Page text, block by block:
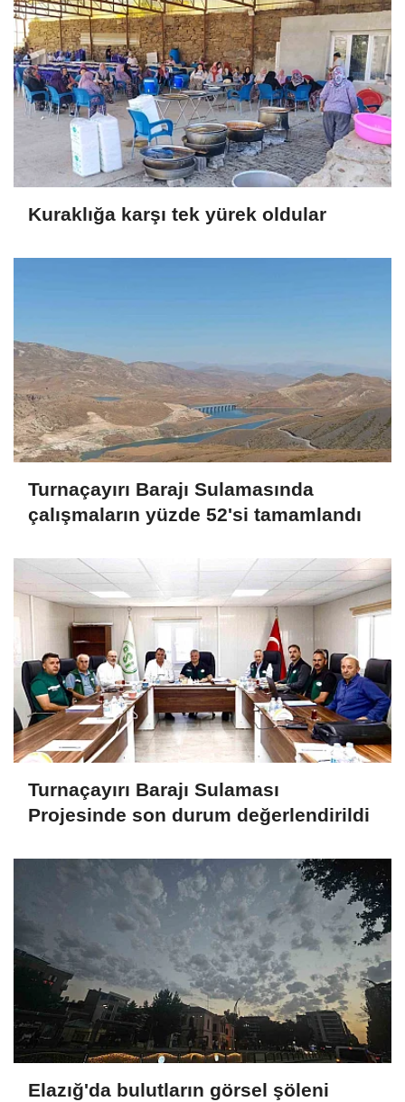
Kuraklığa karşı tek yürek oldular
Turnaçayırı Barajı Sulamasında
çalışmaların yüzde 52'si tamamlandı
Turnaçayırı Barajı Sulaması
Projesinde son durum değerlendirildi
Elazığ'da bulutların görsel şöleni